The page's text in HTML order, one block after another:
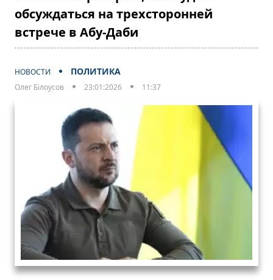
обсуждаться на трехсторонней
встрече в Абу-Даби
НОВОСТИ ПОЛИТИКА
Олег Білоусов 23:01:2026 11:37